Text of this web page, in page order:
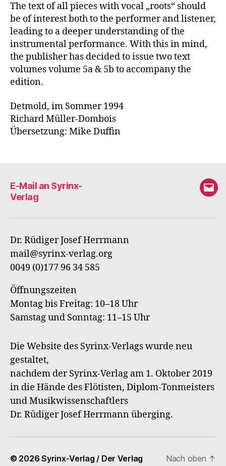
The text of all pieces with vocal „roots“ should
be of interest both to the performer and listener,
leading to a deeper understanding of the
instrumental performance. With this in mind,
the publisher has decided to issue two text
volumes volume 5a & 5b to accompany the
edition.
Detmold, im Sommer 1994
Richard Müller-Dombois
Übersetzung: Mike Duffin
E-Mail an Syrinx-
Verlag
E-
an
Dr. Rüdiger Josef Herrmann
mail@syrinx-verlag.org
0049 (0)177 96 34 585
Öffnungszeiten
Montag bis Freitag: 10–18 Uhr
Samstag und Sonntag: 11–15 Uhr
Die Website des Syrinx-Verlags wurde neu
gestaltet,
nachdem der Syrinx-Verlag am 1. Oktober 2019
in die Hände des Flötisten, Diplom-Tonmeisters
und Musikwissenschaftlers
Dr. Rüdiger Josef Herrmann überging.
© 2026Syrinx-Verlag / Der Verlag
Nach oben ↑